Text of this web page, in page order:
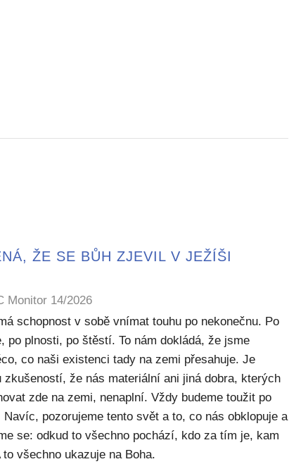
ŽE SE BŮH ZJEVIL V JEŽÍŠI
Monitor 14/2026
schopnost v sobě vnímat touhu po nekonečnu. Po
po plnosti, po štěstí. To nám dokládá, že jsme
co naši existenci tady na zemi přesahuje. Je
zkušeností, že nás materiální ani jiná dobra, kterých
zde na zemi, nenaplní. Vždy budeme toužit po
pozorujeme tento svět a to, co nás obklopuje a
se: odkud to všechno pochází, kdo za tím je, kam
to všechno ukazuje na Boha.